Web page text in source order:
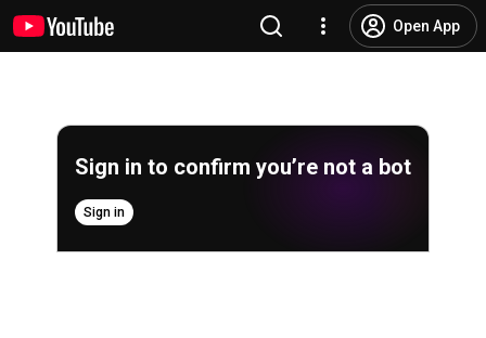
Open App
Sign in to confirm you’re not a bot
Sign in